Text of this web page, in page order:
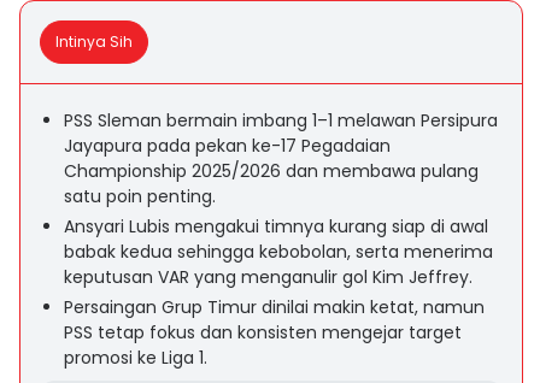
Intinya Sih
PSS Sleman bermain imbang 1–1 melawan Persipura
Jayapura pada pekan ke-17 Pegadaian
Championship 2025/2026 dan membawa pulang
satu poin penting.
Ansyari Lubis mengakui timnya kurang siap di awal
babak kedua sehingga kebobolan, serta menerima
keputusan VAR yang menganulir gol Kim Jeffrey.
Persaingan Grup Timur dinilai makin ketat, namun
PSS tetap fokus dan konsisten mengejar target
promosi ke Liga 1.